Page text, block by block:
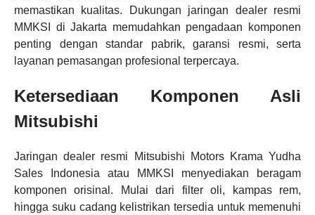
memastikan kualitas. Dukungan jaringan dealer resmi
MMKSI di Jakarta memudahkan pengadaan komponen
penting dengan standar pabrik, garansi resmi, serta
layanan pemasangan profesional terpercaya.
Ketersediaan Komponen Asli
Mitsubishi
Jaringan dealer resmi Mitsubishi Motors Krama Yudha
Sales Indonesia atau MMKSI menyediakan beragam
komponen orisinal. Mulai dari filter oli, kampas rem,
hingga suku cadang kelistrikan tersedia untuk memenuhi